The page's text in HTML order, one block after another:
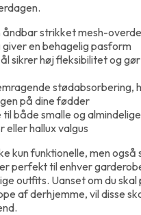
åndbar strikket mesh-
en behagelig pasform
sikrer høj fleksibilitet og
stødabsorbering,
på dine fødder
til både smalle og
eller hallux valgus
kun funktionelle, men også
perfekt til enhver
outfits. Uanset om du
af derhjemme, vil disse